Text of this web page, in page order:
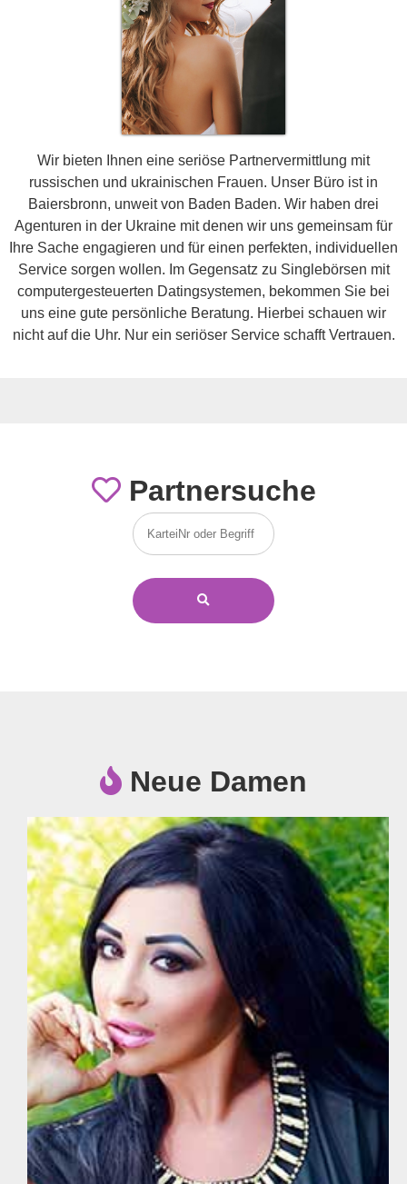
Wir bieten Ihnen eine seriöse Partnervermittlung mit
russischen und ukrainischen Frauen. Unser Büro ist in
Baiersbronn, unweit von Baden Baden. Wir haben drei
Agenturen in der Ukraine mit denen wir uns gemeinsam für
Ihre Sache engagieren und für einen perfekten, individuellen
Service sorgen wollen. Im Gegensatz zu Singlebörsen mit
computergesteuerten Datingsystemen, bekommen Sie bei
uns eine gute persönliche Beratung. Hierbei schauen wir
nicht auf die Uhr. Nur ein seriöser Service schafft Vertrauen.
Partnersuche
Neue Damen